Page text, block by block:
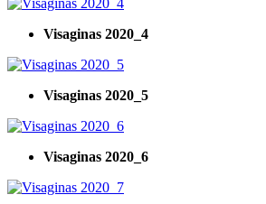
Visaginas 2020_4
Visaginas 2020_5
Visaginas 2020_6